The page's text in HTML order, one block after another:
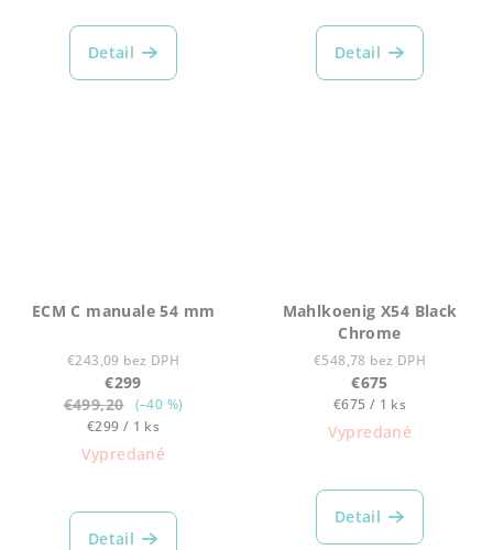
hodnotenie
produktu
Detail Detail
ECM C manuale 54 mm
€243,09 bez DPH
€299
€499,20
(–40 %)
Jednotková
cena:
€299 / 1 ks
Vypredané
Detail
Mahlkoenig X54 Black
Chrome
€548,78 bez DPH
€675
Jednotková
cena:
€675 / 1 ks
Vypredané
Detail